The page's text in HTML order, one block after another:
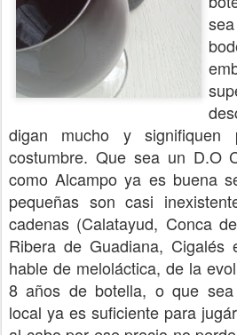
digan mucho y
costumbre. Que sea un D.O
como Alcampo ya es buena
pequeñas son casi
cadenas (Calatayud, Conca
Ribera de Guadiana,
hable de meloláctica, de la
8 años de botella, o que
local ya es suficiente para